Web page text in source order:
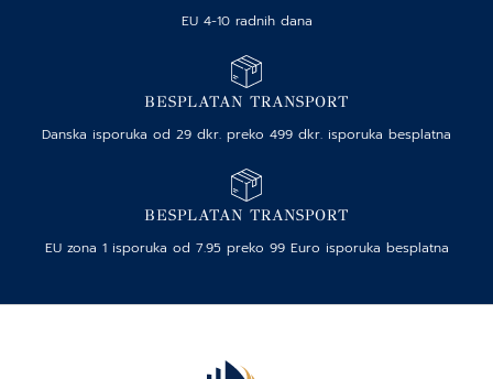
EU 4-10 radnih dana
BESPLATAN TRANSPORT
Danska isporuka od 29 dkr. preko 499 dkr. isporuka besplatna
BESPLATAN TRANSPORT
EU zona 1 isporuka od 7.95 preko 99 Euro isporuka besplatna